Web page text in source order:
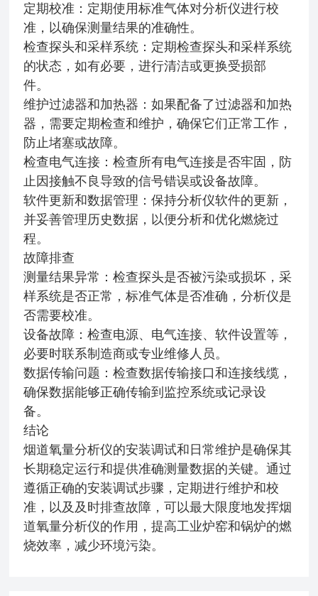
定期校准：定期使用标准气体对分析仪进行校
准，以确保测量结果的准确性。
检查探头和采样系统：定期检查探头和采样系统
的状态，如有必要，进行清洁或更换受损部
件。
维护过滤器和加热器：如果配备了过滤器和加热
器，需要定期检查和维护，确保它们正常工作，
防止堵塞或故障。
检查电气连接：检查所有电气连接是否牢固，防
止因接触不良导致的信号错误或设备故障。
软件更新和数据管理：保持分析仪软件的更新，
并妥善管理历史数据，以便分析和优化燃烧过
程。
故障排查
测量结果异常：检查探头是否被污染或损坏，采
样系统是否正常，标准气体是否准确，分析仪是
否需要校准。
设备故障：检查电源、电气连接、软件设置等，
必要时联系制造商或专业维修人员。
数据传输问题：检查数据传输接口和连接线缆，
确保数据能够正确传输到监控系统或记录设
备。
结论
烟道氧量分析仪的安装调试和日常维护是确保其
长期稳定运行和提供准确测量数据的关键。通过
遵循正确的安装调试步骤，定期进行维护和校
准，以及及时排查故障，可以最大限度地发挥烟
道氧量分析仪的作用，提高工业炉窑和锅炉的燃
烧效率，减少环境污染。